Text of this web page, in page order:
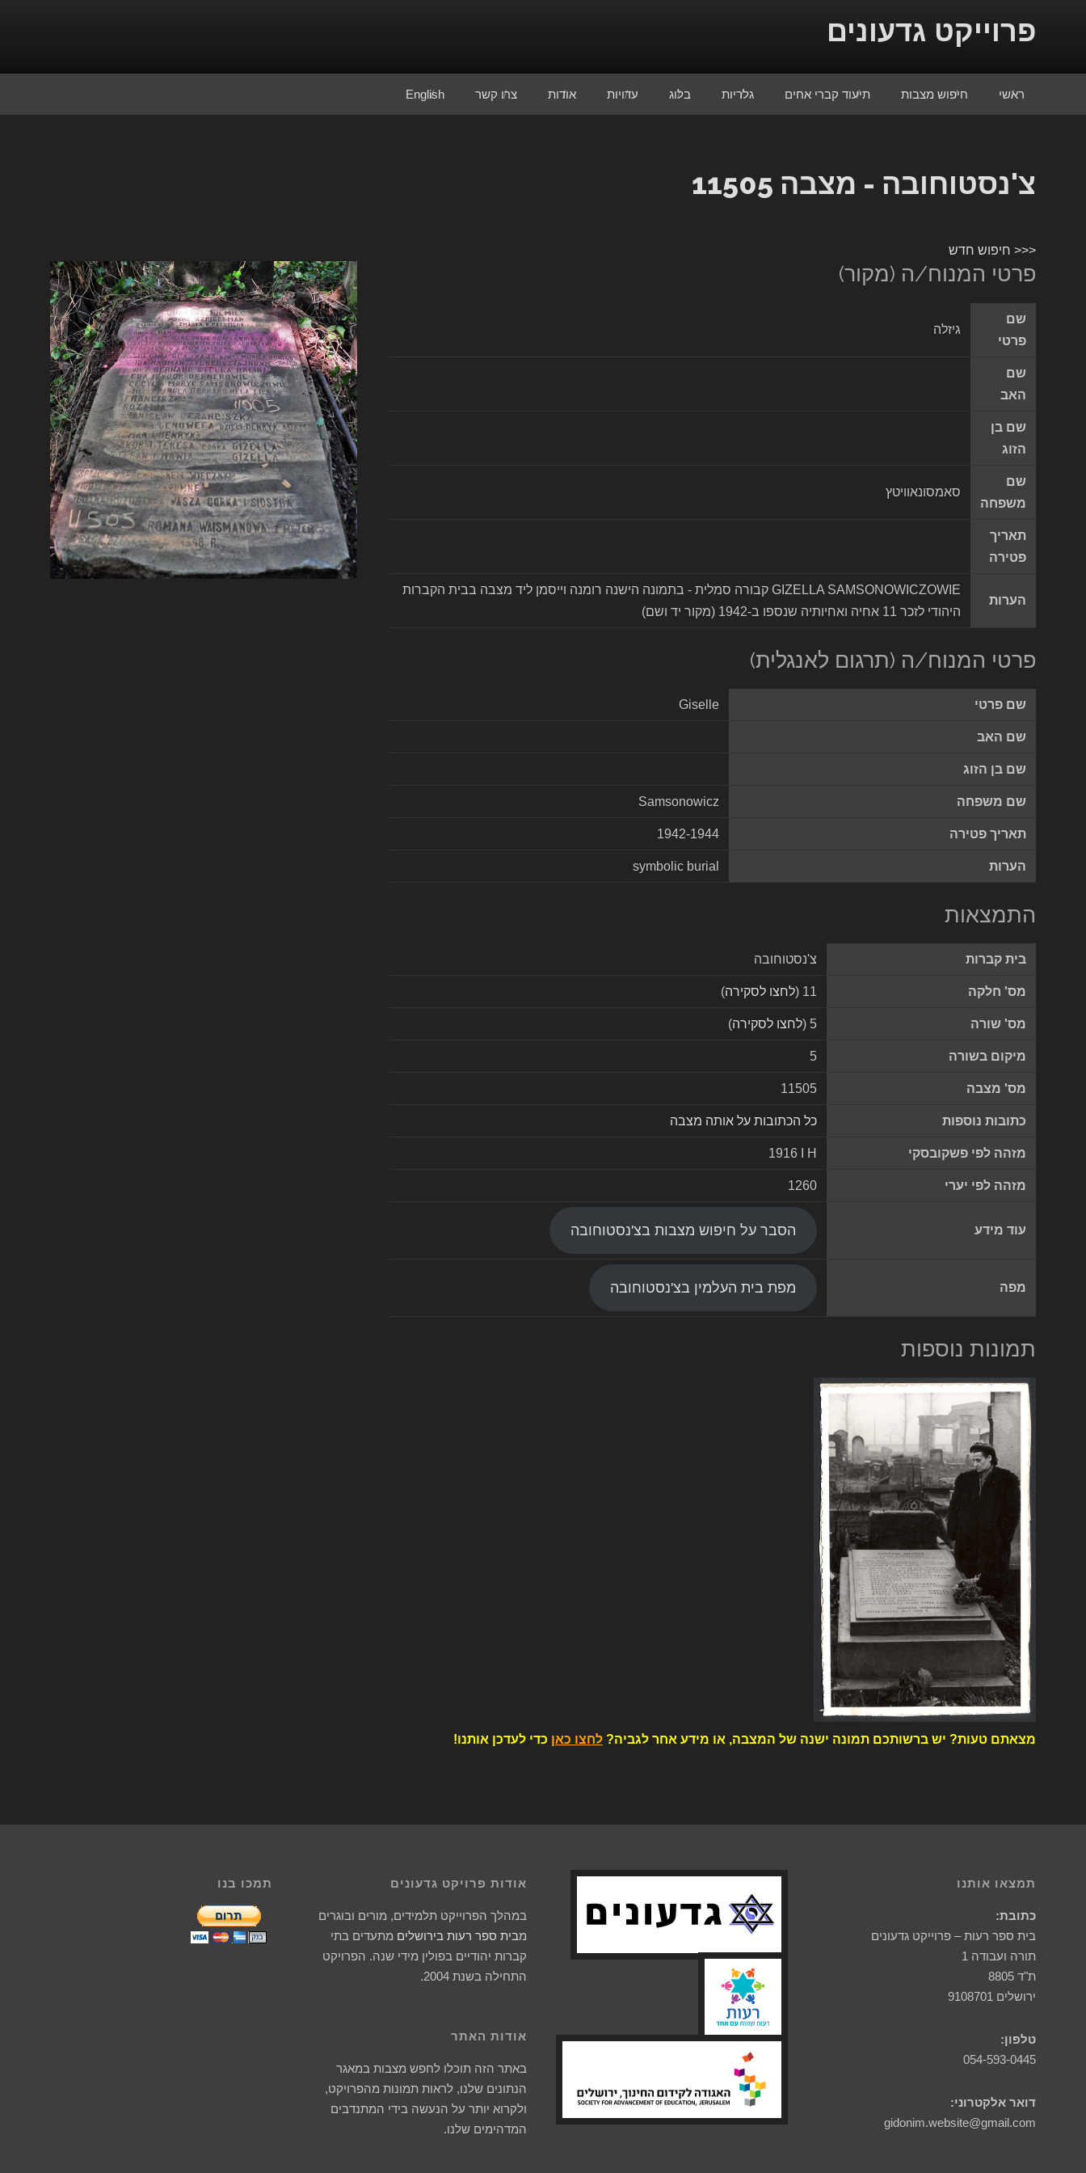
פרוייקט גדעונים
ראשי חיפוש מצבות תיעוד קברי אחים גלריות בלוג עדויות אודות צרו קשר English
צ'נסטוחובה - מצבה 11505
<<< חיפוש חדש
פרטי המנוח/ה (מקור)
שם
פרטי
גיזלה
שם
האב
שם בן
הזוג
שם
משפחה
סאמסונאוויטץ
תאריך
פטירה
הערות
GIZELLA SAMSONOWICZOWIE קבורה סמלית - בתמונה הישנה רומנה וייסמן ליד מצבה בבית הקברות
היהודי לזכר 11 אחיה ואחיותיה שנספו ב-1942 (מקור יד ושם)
פרטי המנוח/ה (תרגום לאנגלית)
שם פרטי Giselle
שם האב
שם בן הזוג
שם משפחה Samsonowicz
תאריך פטירה 1942-1944
הערות symbolic burial
התמצאות
בית קברות צ'נסטוחובה
מס' חלקה 11 ( לחצו לסקירה)
מס' שורה 5 ( לחצו לסקירה)
מיקום בשורה 5
מס' מצבה 11505
כתובות נוספות כל הכתובות על אותה מצבה
מזהה לפי פשקובסקי 1916 I H
מזהה לפי יערי 1260
עוד מידע הסבר על חיפוש מצבות בצ'נסטוחובה
מפה מפת בית העלמין בצ'נסטוחובה
תמונות נוספות
מצאתם טעות? יש ברשותכם תמונה ישנה של המצבה, או מידע אחר לגביה? לחצו כאן כדי לעדכן אותנו!
תמצאו אותנו
כתובת:
בית ספר רעות – פרוייקט גדעונים
תורה ועבודה 1
ת"ד 8805
ירושלים 9108701
טלפון:
054-593-0445
דואר אלקטרוני:
gidonim.website@gmail.com
אודות פרויקט גדעונים
במהלך הפרוייקט תלמידים, מורים ובוגרים
מבית ספר רעות בירושלים מתעדים בתי
קברות יהודיים בפולין מידי שנה. הפרויקט
התחילה בשנת 2004.
אודות האתר
באתר הזה תוכלו לחפש מצבות במאגר
הנתונים שלנו, לראות תמונות מהפרויקט,
ולקרוא יותר על הנעשה בידי המתנדבים
המדהימים שלנו.
תמכו בנו